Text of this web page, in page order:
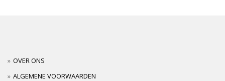
OVER ONS
ALGEMENE VOORWAARDEN